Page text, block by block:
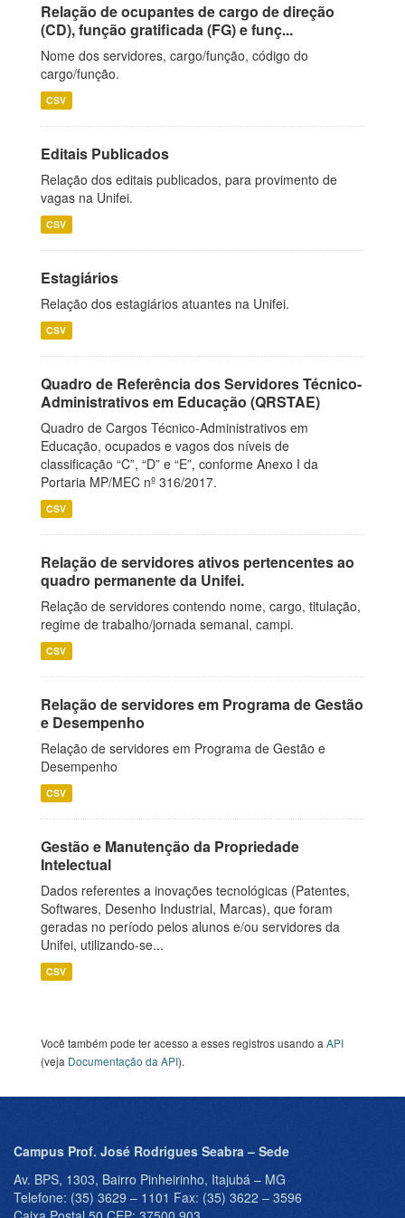
Relação de ocupantes de cargo de direção
(CD), função gratificada (FG) e funç...
Nome dos servidores, cargo/função, código do
cargo/função.
CSV
Editais Publicados
Relação dos editais publicados, para provimento de
vagas na Unifei.
CSV
Estagiários
Relação dos estagiários atuantes na Unifei.
CSV
Quadro de Referência dos Servidores Técnico-
Administrativos em Educação (QRSTAE)
Quadro de Cargos Técnico-Administrativos em
Educação, ocupados e vagos dos níveis de
classificação “C”, “D” e “E”, conforme Anexo I da
Portaria MP/MEC nº 316/2017.
CSV
Relação de servidores ativos pertencentes ao
quadro permanente da Unifei.
Relação de servidores contendo nome, cargo, titulação,
regime de trabalho/jornada semanal, campi.
CSV
Relação de servidores em Programa de Gestão
e Desempenho
Relação de servidores em Programa de Gestão e
Desempenho
CSV
Gestão e Manutenção da Propriedade
Intelectual
Dados referentes a inovações tecnológicas (Patentes,
Softwares, Desenho Industrial, Marcas), que foram
geradas no período pelos alunos e/ou servidores da
Unifei, utilizando-se...
CSV
Você também pode ter acesso a esses registros usando a API
(veja Documentação da API).
Campus Prof. José Rodrigues Seabra – Sede
Av. BPS, 1303, Bairro Pinheirinho, Itajubá – MG
Telefone: (35) 3629 – 1101 Fax: (35) 3622 – 3596